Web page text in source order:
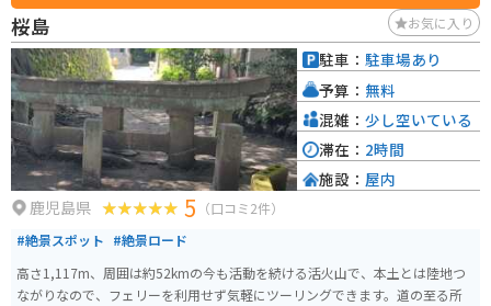
桜島 お気に入り
鹿児島県 5 （口コミ2件）
#絶景スポット #絶景ロード
高さ1,117m、周囲は約52kmの今も活動を続ける活火山で、本土とは陸地つ
ながりなので、フェリーを利用せず気軽にツーリングできます。道の至る所
駐車： 駐車場あり
予算： 無料
混雑： 少し空いている
滞在： 2時間
施設： 屋内